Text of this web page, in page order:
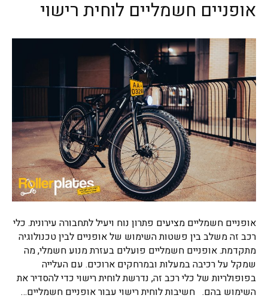
אופניים חשמליים לוחית רישוי
אופניים חשמליים מציעים פתרון נוח ויעיל לתחבורה עירונית. כלי
רכב זה משלב בין פשטות השימוש של אופניים לבין טכנולוגיה
מתקדמת. אופניים חשמליים פועלים בעזרת מנוע חשמלי, מה
שמקל על רכיבה במעלות ובמרחקים ארוכים. עם העלייה
בפופולריות של כלי רכב זה, נדרשת לוחית רישוי כדי להסדיר את
השימוש בהם. חשיבות לוחית רישוי עבור אופניים חשמליים…